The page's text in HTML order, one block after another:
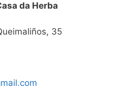
da Herba
35